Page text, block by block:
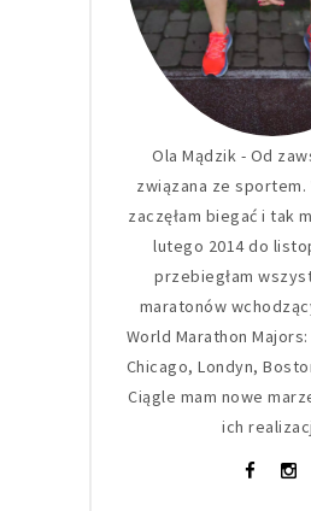
Ola Mądzik - Od
związana ze sportem.
zaczęłam biegać i tak
lutego 2014 do
przebiegłam
maratonów
World Marathon
Chicago, Londyn,
Ciągle mam nowe
ich